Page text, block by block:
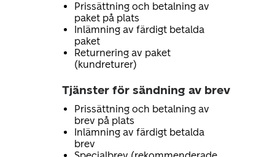
Prissättning och betalning av
paket på plats
Inlämning av färdigt betalda
paket
Returnering av paket
(kundreturer)
Tjänster för sändning av brev
Prissättning och betalning av
brev på plats
Inlämning av färdigt betalda
brev